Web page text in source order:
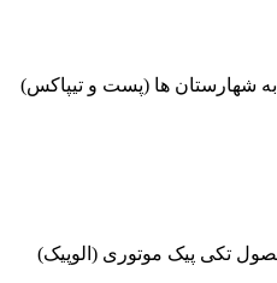
شهارستان ها (پست و تیپاکس)
پیک موتوری (الوپیک)